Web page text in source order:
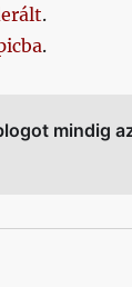
.
.
mindig